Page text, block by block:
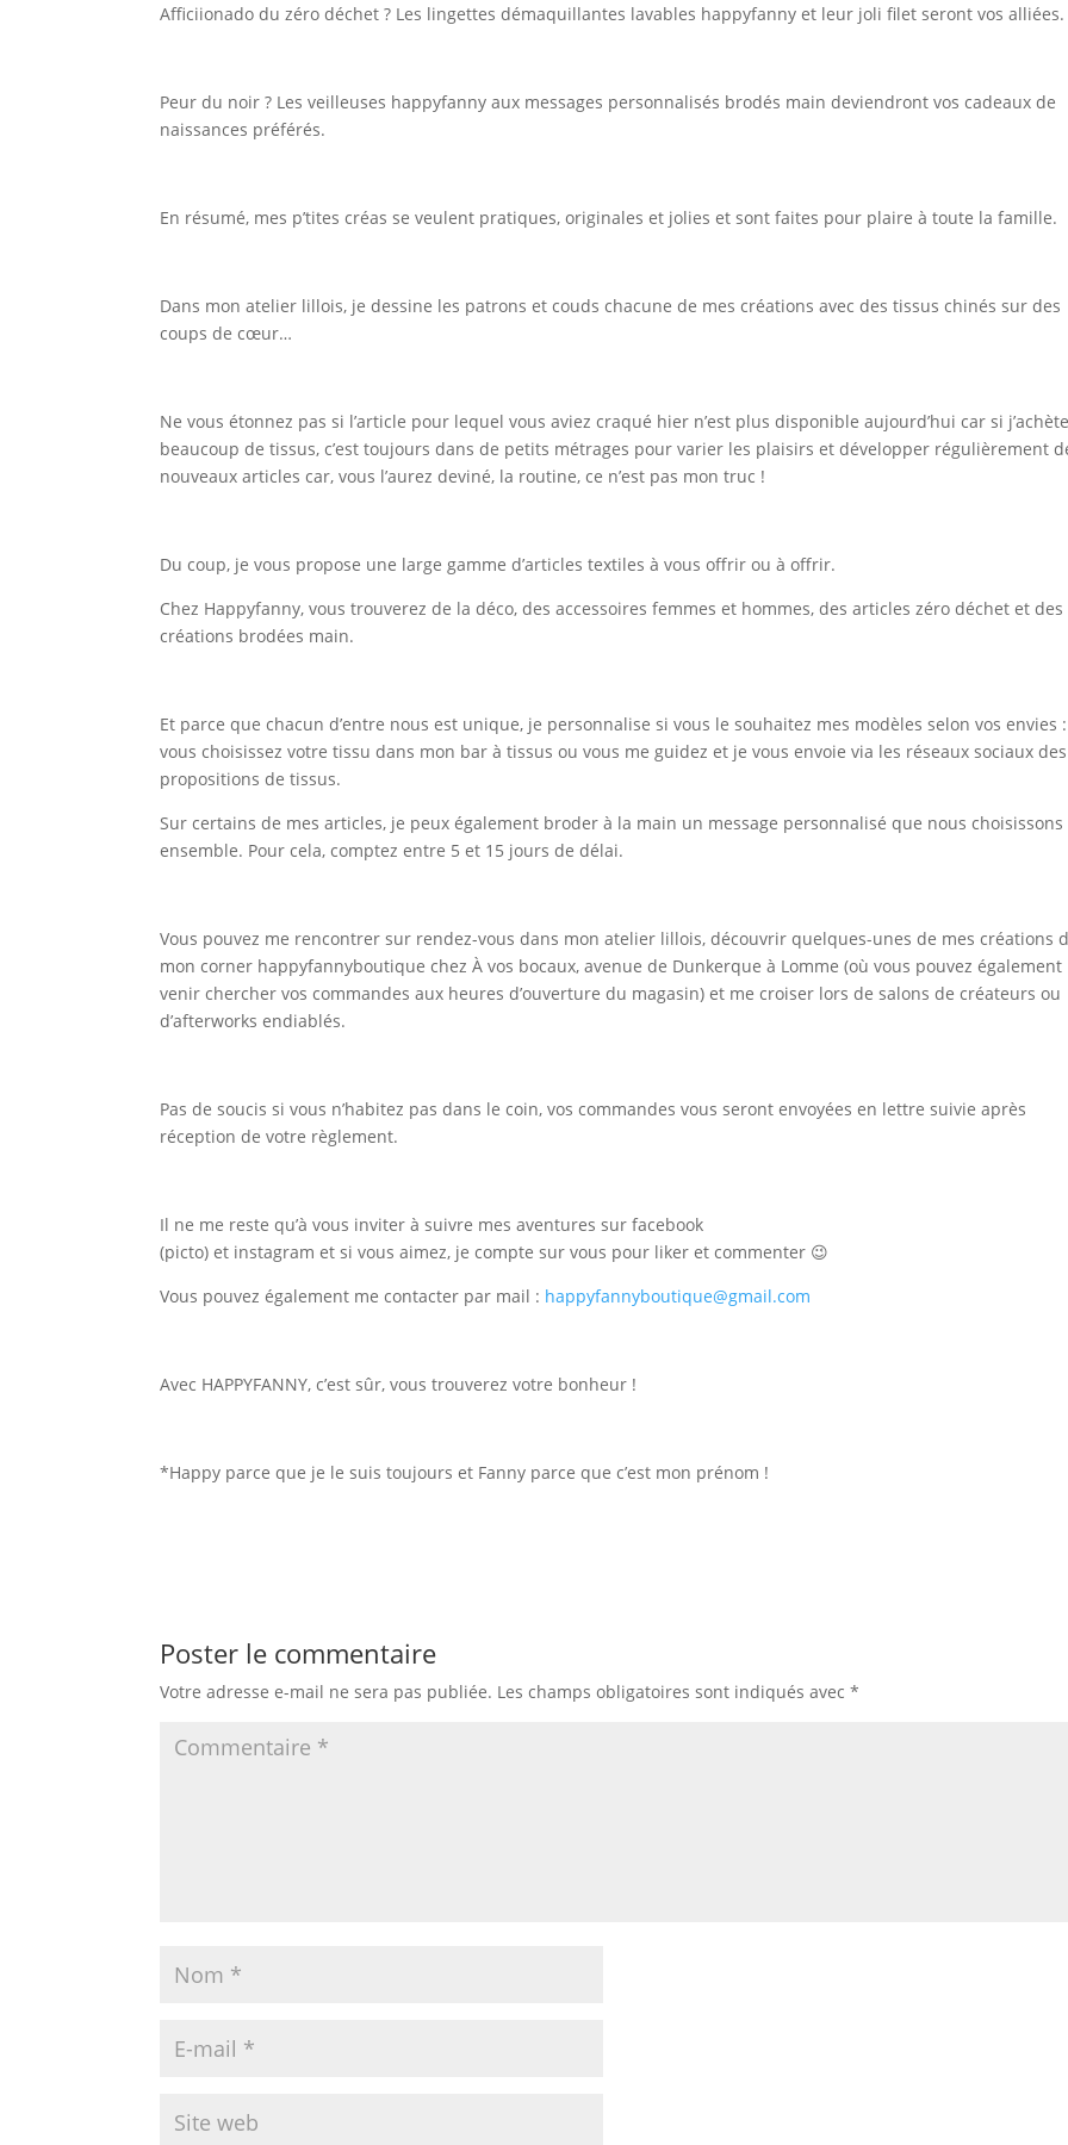
Afficiionado du zéro déchet ? Les lingettes démaquillantes lavables happyfanny et leur joli filet seront vos alliées.
Peur du noir ? Les veilleuses happyfanny aux messages personnalisés brodés main deviendront vos cadeaux de
naissances préférés.
En résumé, mes p’tites créas se veulent pratiques, originales et jolies et sont faites pour plaire à toute la famille.
Dans mon atelier lillois, je dessine les patrons et couds chacune de mes créations avec des tissus chinés sur des
coups de cœur…
Ne vous étonnez pas si l’article pour lequel vous aviez craqué hier n’est plus disponible aujourd’hui car si
beaucoup de tissus, c’est toujours dans de petits métrages pour varier les plaisirs et développer régulièrement
nouveaux articles car, vous l’aurez deviné, la routine, ce n’est pas mon truc !
Du coup, je vous propose une large gamme d’articles textiles à vous offrir ou à offrir.
Chez Happyfanny, vous trouverez de la déco, des accessoires femmes et hommes, des articles zéro déchet et des
créations brodées main.
Et parce que chacun d’entre nous est unique, je personnalise si vous le souhaitez mes modèles selon vos envies :
vous choisissez votre tissu dans mon bar à tissus ou vous me guidez et je vous envoie via les réseaux sociaux des
propositions de tissus.
Sur certains de mes articles, je peux également broder à la main un message personnalisé que nous choisissons
ensemble. Pour cela, comptez entre 5 et 15 jours de délai.
Vous pouvez me rencontrer sur rendez-vous dans mon atelier lillois, découvrir quelques-unes de mes créations
mon corner happyfannyboutique chez À vos bocaux, avenue de Dunkerque à Lomme (où vous pouvez également
venir chercher vos commandes aux heures d’ouverture du magasin) et me croiser lors de salons de créateurs ou
d’afterworks endiablés.
Pas de soucis si vous n’habitez pas dans le coin, vos commandes vous seront envoyées en lettre suivie après
réception de votre règlement.
Il ne me reste qu’à vous inviter à suivre mes aventures sur facebook
(picto) et instagram et si vous aimez, je compte sur vous pour liker et commenter 😉
Vous pouvez également me contacter par mail : happyfannyboutique@gmail.com
Avec HAPPYFANNY, c’est sûr, vous trouverez votre bonheur !
*Happy parce que je le suis toujours et Fanny parce que c’est mon prénom !
Poster le commentaire
Votre adresse e-mail ne sera pas publiée. Les champs obligatoires sont indiqués avec*